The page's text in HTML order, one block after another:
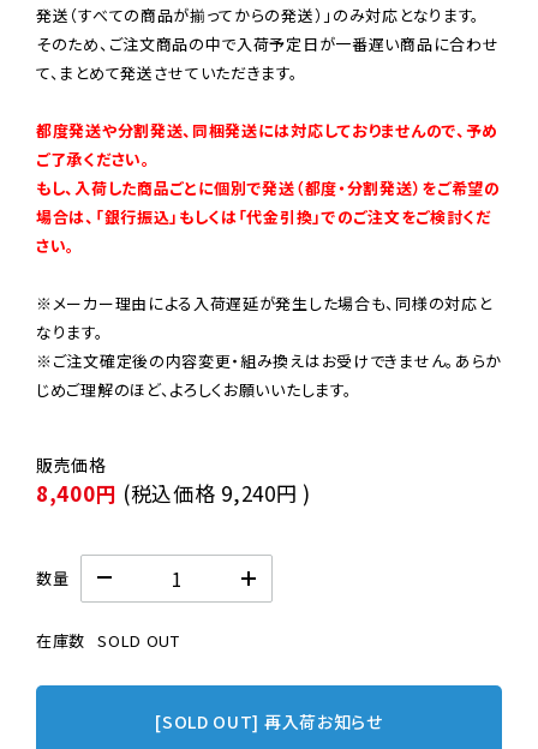
発送（すべての商品が揃ってからの発送）」のみ対応となります。
そのため、ご注文商品の中で入荷予定日が一番遅い商品に合わせ
て、まとめて発送させていただきます。
都度発送や分割発送、同梱発送には対応しておりませんので、予め
ご了承ください。
もし、入荷した商品ごとに個別で発送（都度・分割発送）をご希望の
場合は、「銀行振込」もしくは「代金引換」でのご注文をご検討くだ
さい。
※メーカー理由による入荷遅延が発生した場合も、同様の対応と
なります。
※ご注文確定後の内容変更・組み換えはお受けできません。あらか
じめご理解のほど、よろしくお願いいたします。
8,400円 (税込価格 9,240円 )
数量
在庫数 SOLD OUT
[SOLD OUT] 再入荷お知らせ